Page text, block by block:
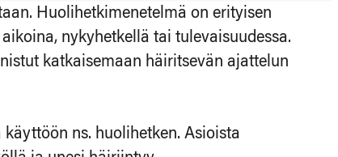
Huolihetkimenetelmä on erityisen
nykyhetkellä tai tulevaisuudessa.
katkaisemaan häiritsevän ajattelun
ns. huolihetken. Asioista